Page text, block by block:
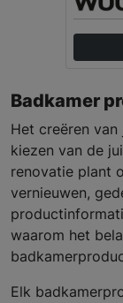
Badkamer
Het creëren
kiezen van de
renovatie plant
vernieuwen,
waarom het
Elk